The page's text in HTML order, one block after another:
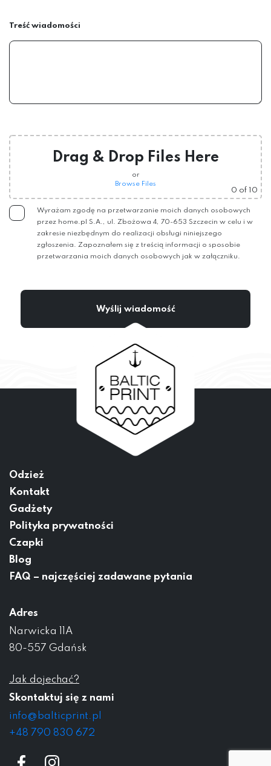
Treść wiadomości
Drag & Drop Files Here
or
Browse Files
0 of 10
Wyrażam zgodę na przetwarzanie moich danych osobowych
przez home.pl S.A., ul. Zbożowa 4, 70-653 Szczecin w celu i w
zakresie niezbędnym do realizacji obsługi niniejszego
zgłoszenia. Zapoznałem się z treścią informacji o sposobie
przetwarzania moich danych osobowych jak w załączniku.
Adres
Narwicka 11A
80-557 Gdańsk
Jak dojechać?
Skontaktuj się z nami
info@balticprint.pl
+48 790 830 672
Odzież
Kontakt
Gadżety
Polityka prywatności
Czapki
Blog
FAQ – najczęściej zadawane pytania